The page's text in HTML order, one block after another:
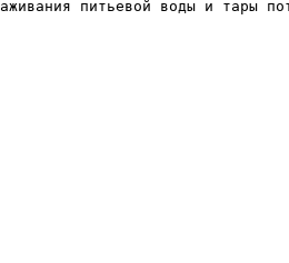
питьевой воды и тары